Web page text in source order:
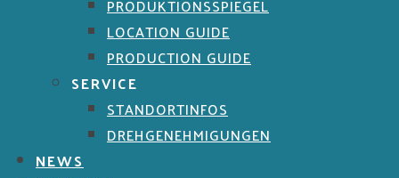
PRODUKTIONSSPIEGEL
LOCATION GUIDE
PRODUCTION GUIDE
SERVICE
STANDORTINFOS
DREHGENEHMIGUNGEN
NEWS